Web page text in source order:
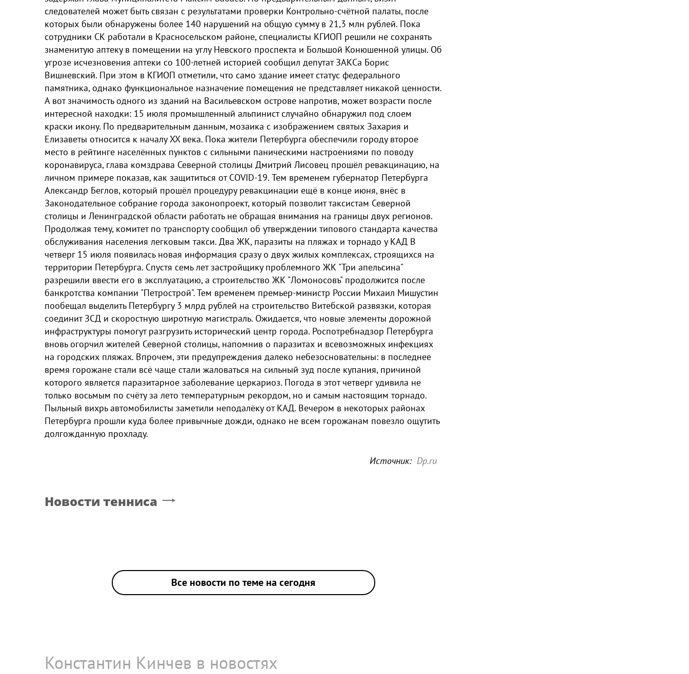
следователей может быть связан с результатами проверки Контрольно-счётной палаты, после
которых были обнаружены более 140 нарушений на общую сумму в 21,3 млн рублей. Пока
сотрудники СК работали в Красносельском районе, специалисты КГИОП решили не сохранять
знаменитую аптеку в помещении на углу Невского проспекта и Большой Конюшенной улицы. Об
угрозе исчезновения аптеки со 100-летней историей сообщил депутат ЗАКСа Борис
Вишневский. При этом в КГИОП отметили, что само здание имеет статус федерального
памятника, однако функциональное назначение помещения не представляет никакой ценности.
А вот значимость одного из зданий на Васильевском острове напротив, может возрасти после
интересной находки: 15 июля промышленный альпинист случайно обнаружил под слоем
краски икону. По предварительным данным, мозаика с изображением святых Захария и
Елизаветы относится к началу XX века. Пока жители Петербурга обеспечили городу второе
место в рейтинге населённых пунктов с сильными паническими настроениями по поводу
коронавируса, глава комздрава Северной столицы Дмитрий Лисовец прошёл ревакцинацию, на
личном примере показав, как защититься от COVID-19. Тем временем губернатор Петербурга
Александр Беглов, который прошёл процедуру ревакцинации ещё в конце июня, внёс в
Законодательное собрание города законопроект, который позволит таксистам Северной
столицы и Ленинградской области работать не обращая внимания на границы двух регионов.
Продолжая тему, комитет по транспорту сообщил об утверждении типового стандарта качества
обслуживания населения легковым такси. Два ЖК, паразиты на пляжах и торнадо у КАД В
четверг 15 июля появилась новая информация сразу о двух жилых комплексах, строящихся на
территории Петербурга. Спустя семь лет застройщику проблемного ЖК "Три апельсина"
разрешили ввести его в эксплуатацию, а строительство ЖК "Ломоносовъ" продолжится после
банкротства компании "Петрострой". Тем временем премьер-министр России Михаил Мишустин
пообещал выделить Петербургу 3 млрд рублей на строительство Витебской развязки, которая
соединит ЗСД и скоростную широтную магистраль. Ожидается, что новые элементы дорожной
инфраструктуры помогут разгрузить исторический центр города. Роспотребнадзор Петербурга
вновь огорчил жителей Северной столицы, напомнив о паразитах и всевозможных инфекциях
на городских пляжах. Впрочем, эти предупреждения далеко небезосновательны: в последнее
время горожане стали всё чаще стали жаловаться на сильный зуд после купания, причиной
которого является паразитарное заболевание церкариоз. Погода в этот четверг удивила не
только восьмым по счёту за лето температурным рекордом, но и самым настоящим торнадо.
Пыльный вихрь автомобилисты заметили неподалёку от КАД. Вечером в некоторых районах
Петербурга прошли куда более привычные дожди, однако не всем горожанам повезло ощутить
долгожданную прохладу.
Источник: Dp.ru
Новости тенниса
Все новости по теме на сегодня
Константин Кинчев в новостях